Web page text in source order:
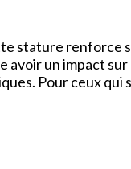
stature renforce
avoir un impact
Pour ceux qui